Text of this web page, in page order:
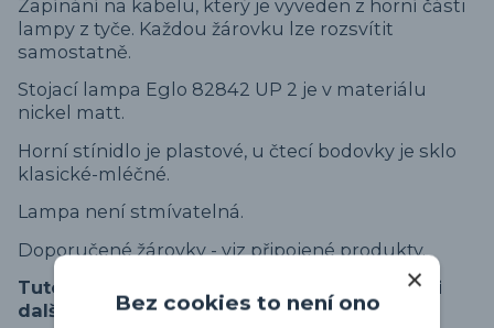
Zapínání na kabelu, který je vyveden z horní části
lampy z tyče. Každou žárovku lze rozsvítit
samostatně.
Stojací lampa Eglo 82842 UP 2 je v materiálu
nickel matt.
Horní stínidlo je plastové, u čtecí bodovky je sklo
klasické-mléčné.
Lampa není stmívatelná.
Doporučené žárovky - viz připojené produkty.
Tuto lampu za série Eglo - UP 2 dodáváme i
dalších povrchových úpravách.
Bez cookies to není ono